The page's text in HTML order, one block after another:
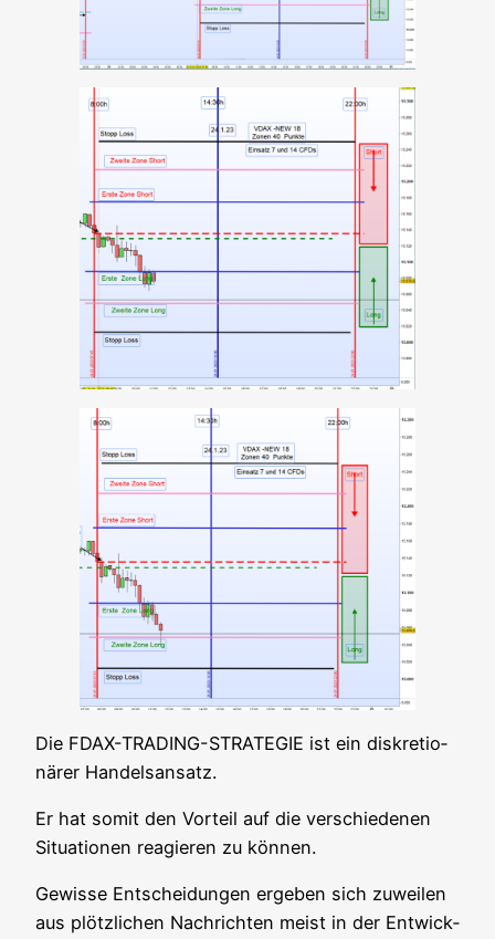
Die FDAX-TRADING-STRATEGIE ist ein dis­kre­tio­
nä­rer Handelsansatz.
Er hat somit den Vor­teil auf die ver­schie­de­nen
Situa­tio­nen reagie­ren zu können.
Gewis­se Ent­schei­dun­gen erge­ben sich zuwei­len
aus plötz­li­chen Nach­rich­ten meist in der Ent­wick­